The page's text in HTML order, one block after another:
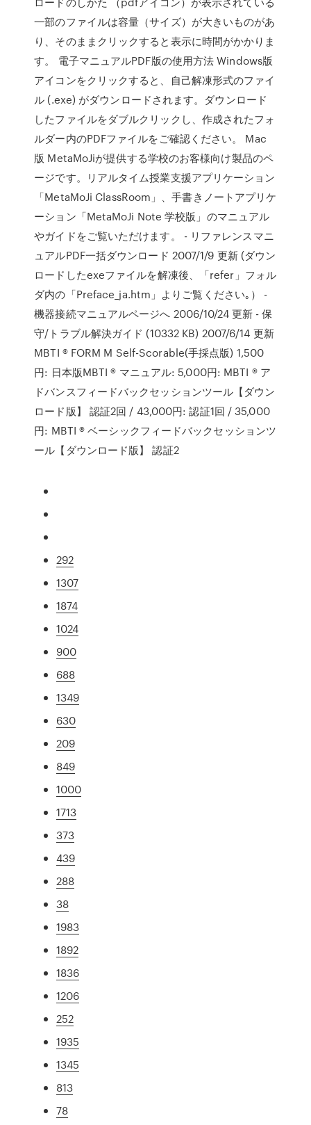
一部のファイルは容量（サイズ）が大きいものがあ
り、そのままクリックすると表示に時間がかかりま
す。 電子マニュアルPDF版の使用方法 Windows版
アイコンをクリックすると、自己解凍形式のファイ
ル (.exe) がダウンロードされます。ダウンロード
したファイルをダブルクリックし、作成されたフォ
ルダー内のPDFファイルをご確認ください。 Mac
版 MetaMoJiが提供する学校のお客様向け製品のペ
ージです。リアルタイム授業支援アプリケーション
「MetaMoJi ClassRoom」、手書きノートアプリケ
ーション「MetaMoJi Note 学校版」のマニュアル
やガイドをご覧いただけます。 - リファレンスマニ
ュアルPDF一括ダウンロード 2007/1/9 更新 (ダウン
ロードしたexeファイルを解凍後、「refer」フォル
ダ内の「Preface_ja.htm」よりご覧ください｡） -
機器接続マニュアルページへ 2006/10/24 更新 - 保
守/トラブル解決ガイド (10332 KB) 2007/6/14 更新
MBTI ® FORM M Self-Scorable(手採点版) 1,500
円: 日本版MBTI ® マニュアル: 5,000円: MBTI ® ア
ドバンスフィードバックセッションツール【ダウン
ロード版】 認証2回 / 43,000円: 認証1回 / 35,000
円: MBTI ® ベーシックフィードバックセッションツ
ール【ダウンロード版】 認証2
292
1307
1874
1024
900
688
1349
630
209
849
1000
1713
373
439
288
38
1983
1892
1836
1206
252
1935
1345
813
78